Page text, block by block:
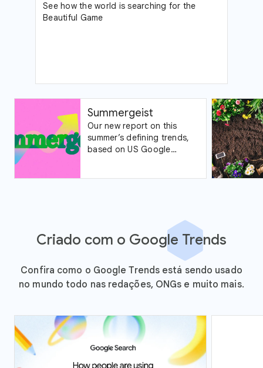
See how the world is searching for the
Beautiful Game
Summergeist
Our new report on this
summer’s defining trends,
based on US Google
Criado com o Google Trends
Confira como o Google Trends está sendo usado
no mundo todo nas redações, ONGs e muito mais.